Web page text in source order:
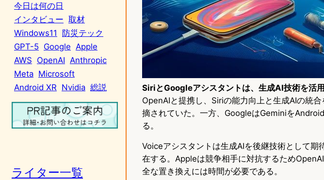
今日は何の日
インタビュー 取材
Windows11
防災テック
GPT-5 Google Apple
AWS OpenAI Anthropic
Meta Microsoft
Android XR Nvidia 総説
ライター一覧
SiriとGoogleアシスタントは、生成AI技術を活
OpenAIと提携し、Siriの能力向上と生成AIの統
摘されていた。一方、GoogleはGeminiを
る。
Voiceアシスタントは生成AIを後継技術として
在する。Appleは競争相手に対抗するため
全な置き換えには時間が必要である。